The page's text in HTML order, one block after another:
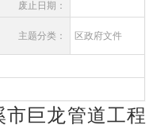
废止日期：
主题分类： 区政府文件
巨龙管道工程